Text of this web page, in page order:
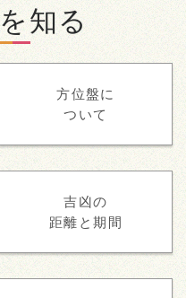
知る
方位盤に
ついて
吉凶の
距離と期間